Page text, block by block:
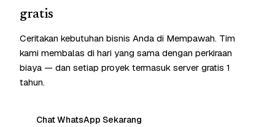
gratis
Ceritakan kebutuhan bisnis Anda di Mempawah. Tim
kami membalas di hari yang sama dengan perkiraan
biaya — dan setiap proyek termasuk server gratis 1
tahun.
Chat WhatsApp Sekarang